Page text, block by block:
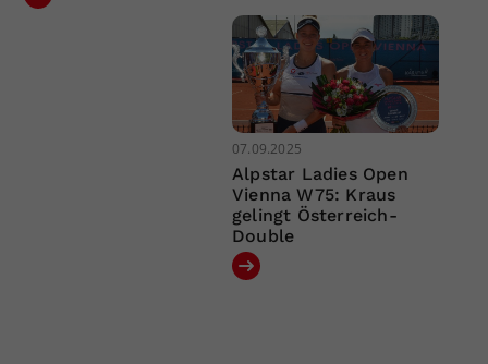
07.09.2025
Alpstar Ladies Open
Vienna W75: Kraus
gelingt Österreich-
Double